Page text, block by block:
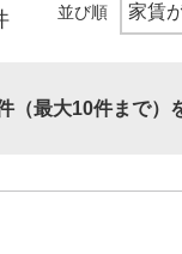
並び順
（最大10件まで）